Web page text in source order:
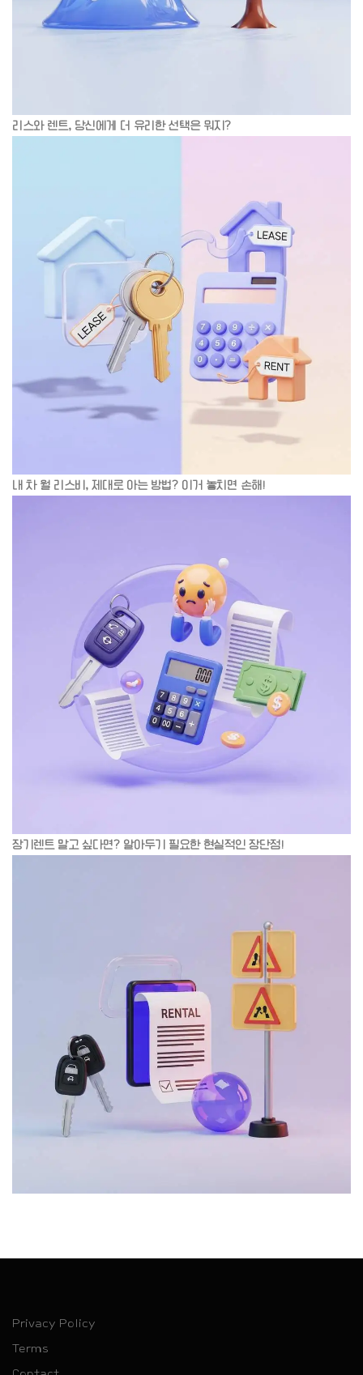
리스와 렌트, 당신에게 더 유리한 선택은 뭐지?
내 차 월 리스비, 제대로 아는 방법? 이거 놓치면 손해!
장기렌트 말고 싶다면? 알아두기 필요한 현실적인 장단점!
Privacy Policy
Terms